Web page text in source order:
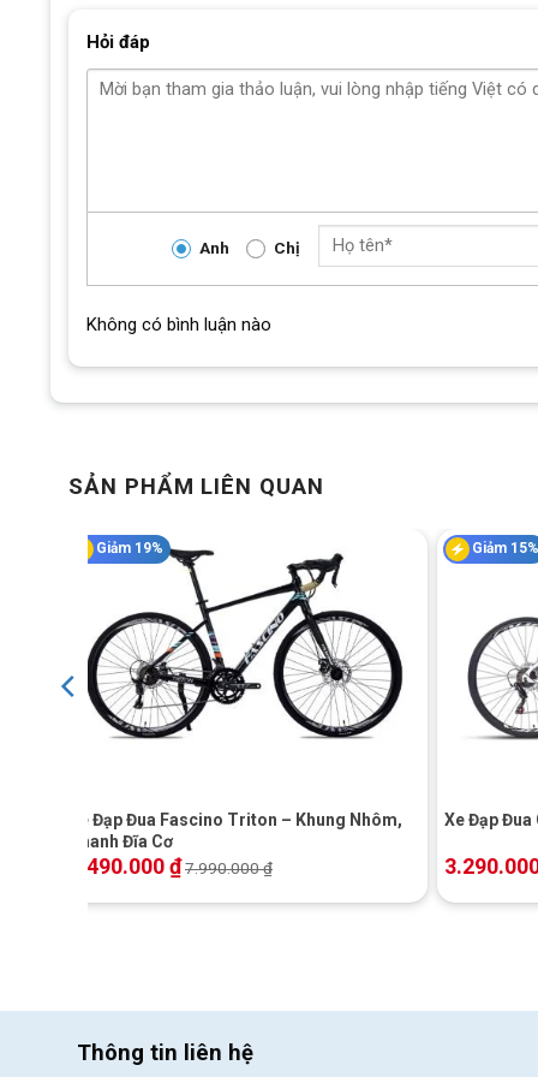
Cổ lái
Phanh
(Gạt đĩa)
(Gạt líp)
Đĩa trước
Líp sau
Xích:
Hiện nay hãng có các dòng xe đa dạng như:
Hỏi đáp
Anh Chị
Không có bình luận nào
SẢN PHẨM LIÊN QUAN
Giảm 19%
Xe Đạp Đua Fascino Triton – Khung Nhôm,
Phanh Đĩa Cơ
6.490.000₫7.990.000₫
Giảm 15%
Xe Đạp Đua
Thông tin liên hệ